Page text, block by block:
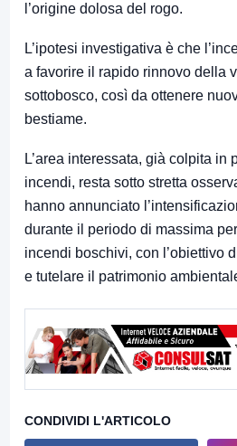
l’origine dolosa del rogo.
L’ipotesi investigativa è che
a favorire il rapido rinnovo della
sottobosco, così da ottenere
bestiame.
L’area interessata, già colpita in
incendi, resta sotto stretta
hanno annunciato
durante il periodo di massima
incendi boschivi, con l’obiettivo
e tutelare il patrimonio
CONDIVIDI L'ARTICOLO